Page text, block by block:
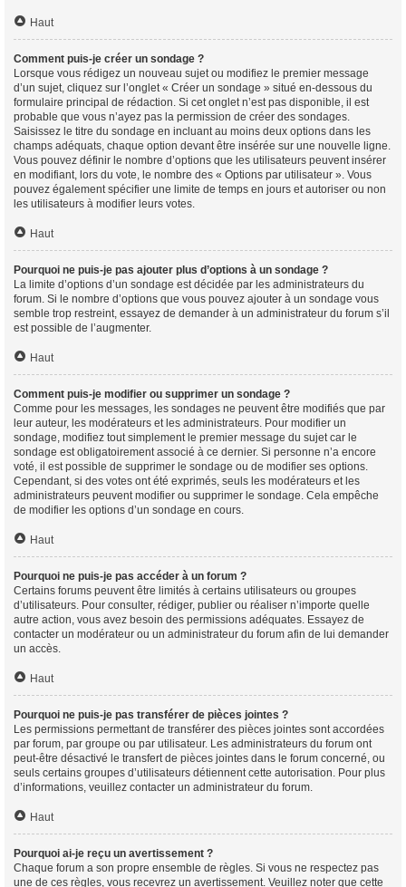
Haut
Comment puis-je créer un sondage ?
Lorsque vous rédigez un nouveau sujet ou modifiez le premier message
d’un sujet, cliquez sur l’onglet « Créer un sondage » situé en-dessous du
formulaire principal de rédaction. Si cet onglet n’est pas disponible, il est
probable que vous n’ayez pas la permission de créer des sondages.
Saisissez le titre du sondage en incluant au moins deux options dans les
champs adéquats, chaque option devant être insérée sur une nouvelle ligne.
Vous pouvez définir le nombre d’options que les utilisateurs peuvent insérer
en modifiant, lors du vote, le nombre des « Options par utilisateur ». Vous
pouvez également spécifier une limite de temps en jours et autoriser ou non
les utilisateurs à modifier leurs votes.
Haut
Pourquoi ne puis-je pas ajouter plus d’options à un sondage ?
La limite d’options d’un sondage est décidée par les administrateurs du
forum. Si le nombre d’options que vous pouvez ajouter à un sondage vous
semble trop restreint, essayez de demander à un administrateur du forum s’il
est possible de l’augmenter.
Haut
Comment puis-je modifier ou supprimer un sondage ?
Comme pour les messages, les sondages ne peuvent être modifiés que par
leur auteur, les modérateurs et les administrateurs. Pour modifier un
sondage, modifiez tout simplement le premier message du sujet car le
sondage est obligatoirement associé à ce dernier. Si personne n’a encore
voté, il est possible de supprimer le sondage ou de modifier ses options.
Cependant, si des votes ont été exprimés, seuls les modérateurs et les
administrateurs peuvent modifier ou supprimer le sondage. Cela empêche
de modifier les options d’un sondage en cours.
Haut
Pourquoi ne puis-je pas accéder à un forum ?
Certains forums peuvent être limités à certains utilisateurs ou groupes
d’utilisateurs. Pour consulter, rédiger, publier ou réaliser n’importe quelle
autre action, vous avez besoin des permissions adéquates. Essayez de
contacter un modérateur ou un administrateur du forum afin de lui demander
un accès.
Haut
Pourquoi ne puis-je pas transférer de pièces jointes ?
Les permissions permettant de transférer des pièces jointes sont accordées
par forum, par groupe ou par utilisateur. Les administrateurs du forum ont
peut-être désactivé le transfert de pièces jointes dans le forum concerné, ou
seuls certains groupes d’utilisateurs détiennent cette autorisation. Pour plus
d’informations, veuillez contacter un administrateur du forum.
Haut
Pourquoi ai-je reçu un avertissement ?
Chaque forum a son propre ensemble de règles. Si vous ne respectez pas
une de ces règles, vous recevrez un avertissement. Veuillez noter que cette